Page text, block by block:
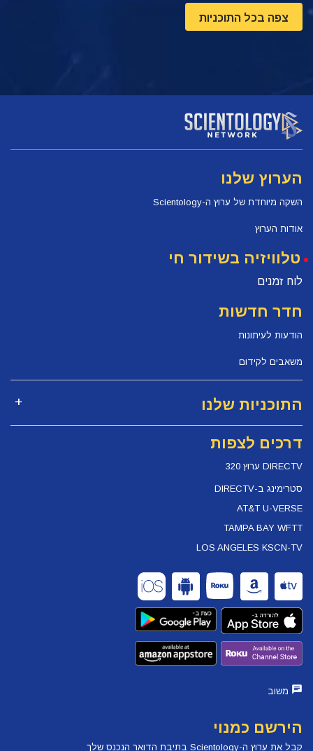
צפה בכל התוכניות
הערוץ שלנו
השקה מיוחדת של ערוץ ה-Scientology
אודות הערוץ
טלוויזיה בשידור חי
לוח זמנים
חדר חדשות
הודעות לעיתונות
משאבים לקידום
התוכניות שלנו
דרכים לצפות
DIRECTV ערוץ 320
סטרימינג ב-DIRECTV
AT&T U-VERSE
TAMPA BAY WFTT
LOS ANGELES KSCN-TV
משוב
הירשם כמנוי
קבל את ערוץ ה-Scientology בתיבת הדואר הנכנס שלך